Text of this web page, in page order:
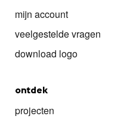
mijn account
veelgestelde vragen
download logo
ontdek
projecten